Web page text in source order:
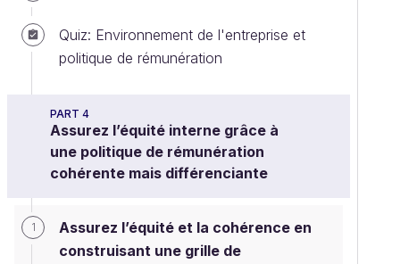
Quiz: Environnement de l'entreprise et
politique de rémunération
PART 4
Assurez l’équité interne grâce à
une politique de rémunération
cohérente mais différenciante
1
Assurez l’équité et la cohérence en
construisant une grille de